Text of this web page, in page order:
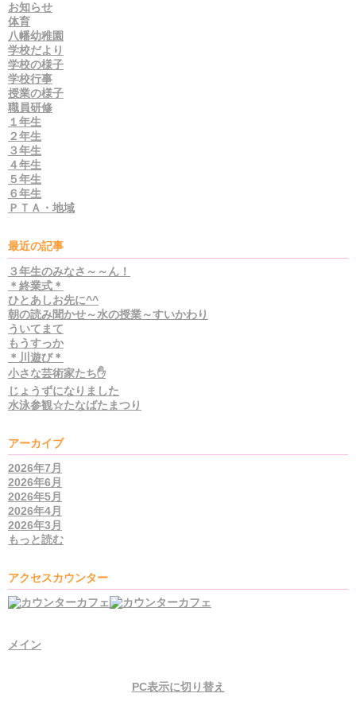
お知らせ
体育
八幡幼稚園
学校だより
学校の様子
学校行事
授業の様子
職員研修
１年生
２年生
３年生
４年生
５年生
６年生
ＰＴＡ・地域
最近の記事
３年生のみなさ～～ん！
＊終業式＊
ひとあしお先に^^
朝の読み聞かせ～水の授業～すいかわり
ういてまて
もうすっか
＊川遊び＊
小さな芸術家たち✋
じょうずになりました
水泳参観☆たなばたまつり
アーカイブ
2026年7月
2026年6月
2026年5月
2026年4月
2026年3月
もっと読む
アクセスカウンター
メイン
PC表示に切り替え